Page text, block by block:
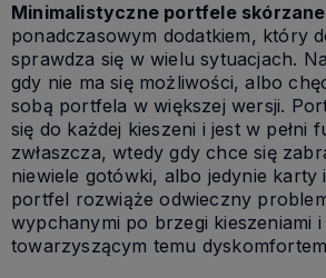
Minimalistyczne portfele skórzane
ponadczasowym dodatkiem, który
sprawdza się w wielu sytuacjach.
gdy nie ma się możliwości, albo
sobą portfela w większej wersji.
się do każdej kieszeni i jest w pełni
zwłaszcza, wtedy gdy chce się
niewiele gotówki, albo jedynie karty
portfel rozwiąże odwieczny
wypchanymi po brzegi kieszeniami
towarzyszącym temu